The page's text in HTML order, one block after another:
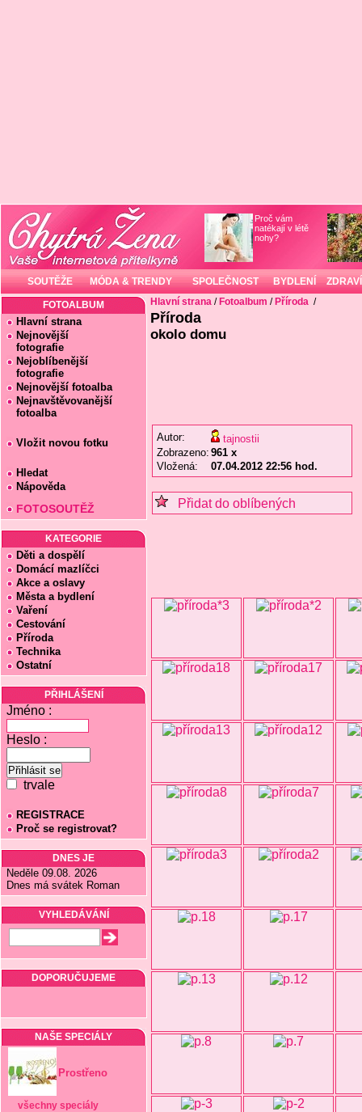
Proč vám
natékají v létě
nohy?
SOUTĚŽE MÓDA & TRENDY SPOLEČNOST BYDLENÍ ZDRAVÍ
FOTOALBUM
Hlavní strana
Nejnovější
fotografie
Nejoblíbenější
fotografie
Nejnovější fotoalba
Nejnavštěvovanější
fotoalba
Vložit novou fotku
Hledat
Nápověda
FOTOSOUTĚŽ
KATEGORIE
Děti a dospělí
Domácí mazlíčci
Akce a oslavy
Města a bydlení
Vaření
Cestování
Příroda
Technika
Ostatní
PŘIHLÁŠENÍ
Jméno :
Heslo :
trvale
REGISTRACE
Proč se registrovat?
DNES JE
Neděle 09.08. 2026
Dnes má svátek Roman
VYHLEDÁVÁNÍ
DOPORUČUJEME
NAŠE SPECIÁLY
Prostřeno
všechny speciály
Hlavní strana / Fotoalbum / Příroda /
Příroda
okolo domu
Autor:
tajnostii
Zobrazeno: 961 x
Vložená:
07.04.2012 22:56 hod.
Přidat do oblíbených